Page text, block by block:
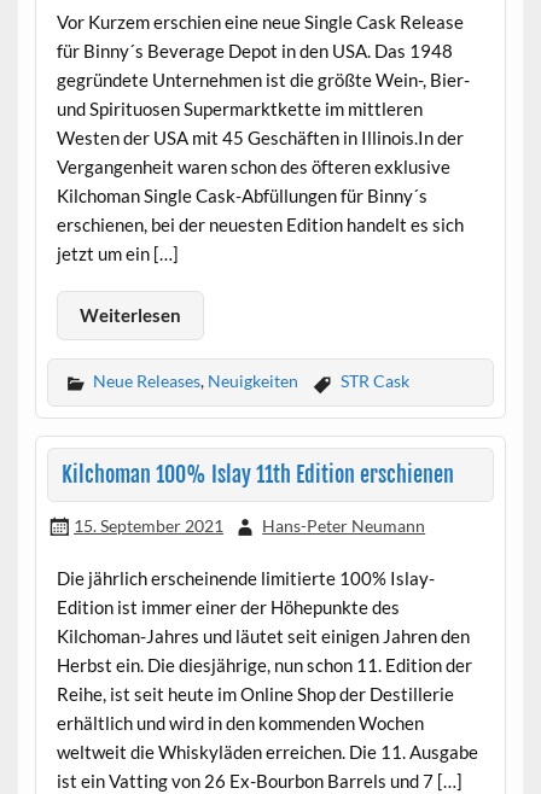
Vor Kurzem erschien eine neue Single Cask Release
für Binny´s Beverage Depot in den USA. Das 1948
gegründete Unternehmen ist die größte Wein-, Bier-
und Spirituosen Supermarktkette im mittleren
Westen der USA mit 45 Geschäften in Illinois.In der
Vergangenheit waren schon des öfteren exklusive
Kilchoman Single Cask-Abfüllungen für Binny´s
erschienen, bei der neuesten Edition handelt es sich
jetzt um ein […]
Weiterlesen
Neue Releases, Neuigkeiten STR Cask
Kilchoman 100% Islay 11th Edition erschienen
15. September 2021 Hans-Peter Neumann
Die jährlich erscheinende limitierte 100% Islay-
Edition ist immer einer der Höhepunkte des
Kilchoman-Jahres und läutet seit einigen Jahren den
Herbst ein. Die diesjährige, nun schon 11. Edition der
Reihe, ist seit heute im Online Shop der Destillerie
erhältlich und wird in den kommenden Wochen
weltweit die Whiskyläden erreichen. Die 11. Ausgabe
ist ein Vatting von 26 Ex-Bourbon Barrels und 7 […]